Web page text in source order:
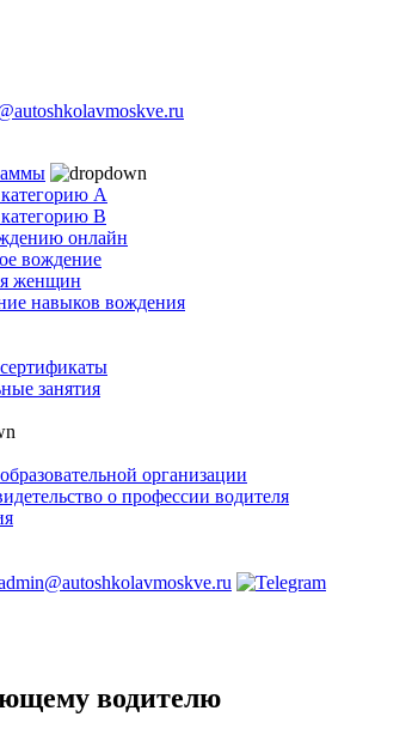
А
B
онлайн
вождение
женщин
навыков вождения
занятия
организации
о профессии водителя
водителю